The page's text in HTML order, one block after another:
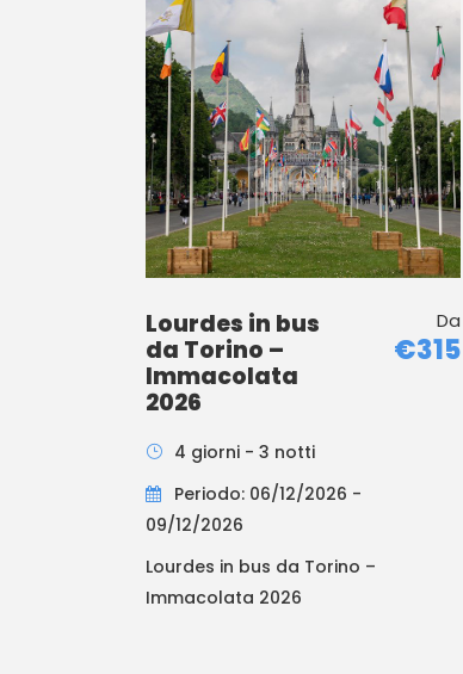
Lourdes in bus
da Torino –
Immacolata
2026
Da
€315
4 giorni - 3 notti
Periodo: 06/12/2026 -
09/12/2026
Lourdes in bus da Torino –
Immacolata 2026